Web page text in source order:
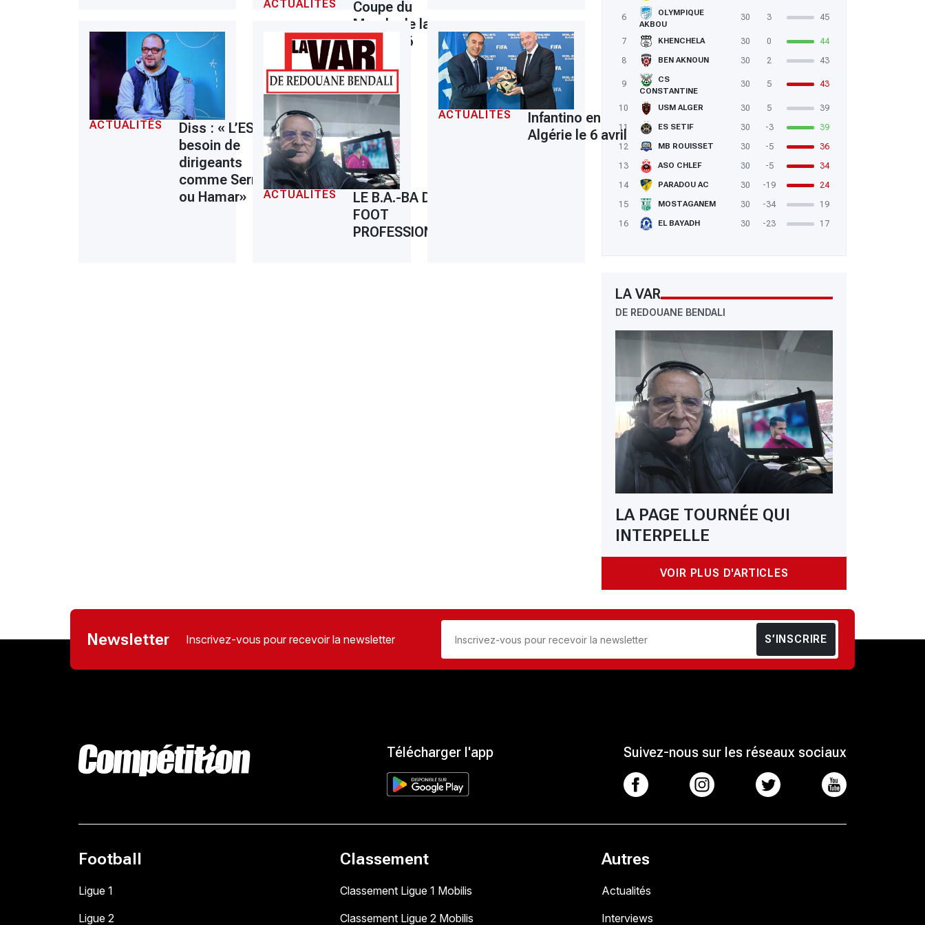
6
OLYMPIQUE
AKBOU
30 3 45
7 KHENCHELA 30 0
44
8
BEN AKNOUN 30 2 43
9
CS
CONSTANTINE
30 5 43
10 USM ALGER 30 5
39
11
ES SETIF 30 -3
39
12
MB ROUISSET 30 -5
36
13
ASO CHLEF 30 -5
34
14
PARADOU AC 30 -19
24
15
MOSTAGANEM 30 -34
19
16
EL BAYADH 30 -23 17
LA VAR
DE REDOUANE BENDALI
LA PAGE TOURNÉE QUI
INTERPELLE
VOIR PLUS D'ARTICLES
ACTUALITÉS
Coupe du
Monde de la
FIFA 2026
ACTUALITÉS
Diss : « L’ESS a
besoin de
dirigeants
comme Serrar
ou Hamar»
ACTUALITÉS
LE B.A.-BA DU
FOOT
PROFESSIONNEL
ACTUALITÉS
Infantino en
Algérie le 6 avril
Newsletter Inscrivez-vous pour recevoir la newsletter S’INSCRIRE
Télécharger l'app Suivez-nous sur les réseaux sociaux
Football
Ligue 1
Ligue 2
Classement
Classement Ligue 1 Mobilis
Classement Ligue 2 Mobilis
Autres
Actualités
Interviews